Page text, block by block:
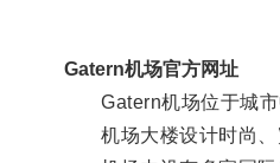
Gatern机场官方网址
Gatern机场位于城市
机场大楼设计时尚、